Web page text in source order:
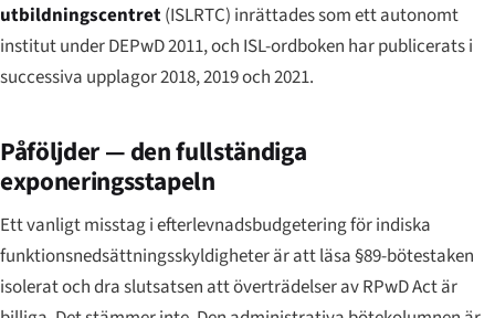
utbildningscentret(ISLRTC) inrättades som ett autonomt
institut under DEPwD 2011, och ISL-ordboken har publicerats i
successiva upplagor 2018, 2019 och 2021.
Påföljder — den fullständiga
exponeringsstapeln
Ett vanligt misstag i efterlevnadsbudgetering för indiska
funktionsnedsättningsskyldigheter är att läsa §89-bötestaken
isolerat och dra slutsatsen att överträdelser av RPwD Act är